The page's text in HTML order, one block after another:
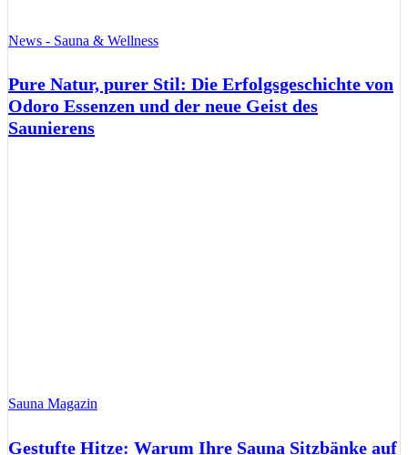
News - Sauna & Wellness
Pure Natur, purer Stil: Die Erfolgsgeschichte von
Odoro Essenzen und der neue Geist des
Saunierens
Sauna Magazin
Gestufte Hitze: Warum Ihre Sauna Sitzbänke auf